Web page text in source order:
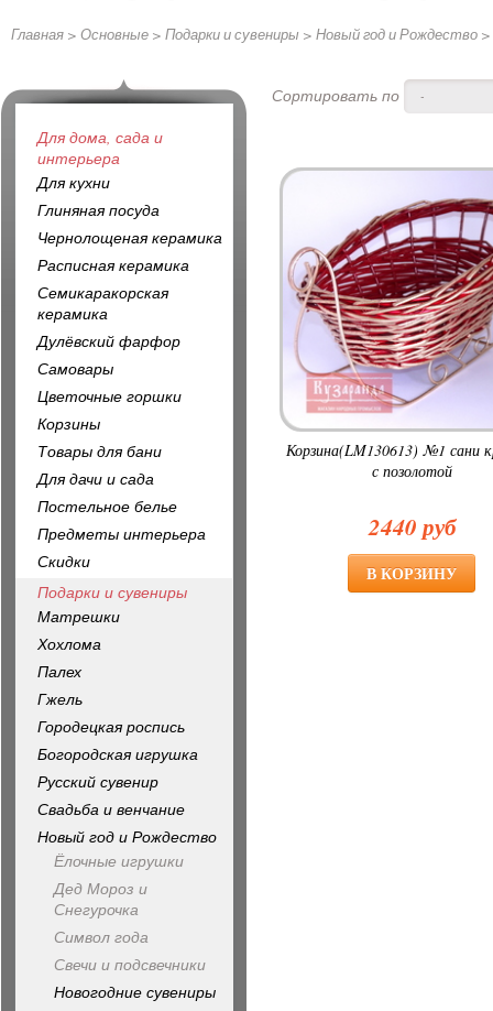
Главная > Основные > Подарки и сувениры > Новый год и Рождество >
Сортировать по -
Корзина(LM130613) №1 сани
с позолотой
2440 руб
Для дома, сада и
интерьера
Для кухни
Глиняная посуда
Чернолощеная керамика
Расписная керамика
Семикаракорская
керамика
Дулёвский фарфор
Самовары
Цветочные горшки
Корзины
Товары для бани
Для дачи и сада
Постельное белье
Предметы интерьера
Скидки
Подарки и сувениры
Матрешки
Хохлома
Палех
Гжель
Городецкая роспись
Богородская игрушка
Русский сувенир
Свадьба и венчание
Новый год и Рождество
Ёлочные игрушки
Дед Мороз и
Снегурочка
Символ года
Свечи и подсвечники
Новогодние сувениры